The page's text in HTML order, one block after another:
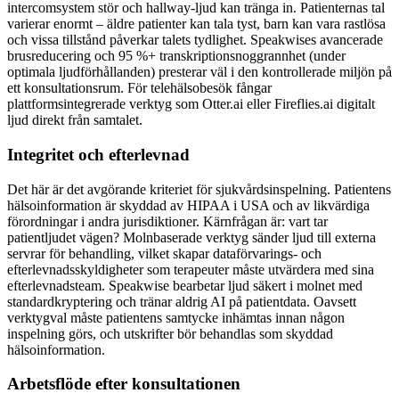
intercomsystem stör och hallway-ljud kan tränga in. Patienternas tal
varierar enormt – äldre patienter kan tala tyst, barn kan vara rastlösa
och vissa tillstånd påverkar talets tydlighet. Speakwises avancerade
brusreducering och 95 %+ transkriptionsnoggrannhet (under
optimala ljudförhållanden) presterar väl i den kontrollerade miljön på
ett konsultationsrum. För telehälsobesök fångar
plattformsintegrerade verktyg som Otter.ai eller Fireflies.ai digitalt
ljud direkt från samtalet.
Integritet och efterlevnad
Det här är det avgörande kriteriet för sjukvårdsinspelning. Patientens
hälsoinformation är skyddad av HIPAA i USA och av likvärdiga
förordningar i andra jurisdiktioner. Kärnfrågan är: vart tar
patientljudet vägen? Molnbaserade verktyg sänder ljud till externa
servrar för behandling, vilket skapar dataförvarings- och
efterlevnadsskyldigheter som terapeuter måste utvärdera med sina
efterlevnadsteam. Speakwise bearbetar ljud säkert i molnet med
standardkryptering och tränar aldrig AI på patientdata. Oavsett
verktygval måste patientens samtycke inhämtas innan någon
inspelning görs, och utskrifter bör behandlas som skyddad
hälsoinformation.
Arbetsflöde efter konsultationen